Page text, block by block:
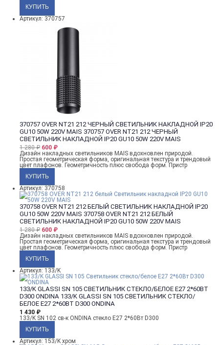
Артикул: 370757
370757 OVER NT21 212 ЧЕРНЫЙ СВЕТИЛЬНИК НАКЛАДНОЙ IP20
GU10 50W 220V MAIS 370757 OVER NT21 212 ЧЕРНЫЙ
СВЕТИЛЬНИК НАКЛАДНОЙ IP20 GU10 50W 220V MAIS
1 280₽ 600 ₽
Дизайн накладных светильников MAIS вдохновлен природой.
Простая геометрическая форма, оригинальная текстура и трендовый
цвет плафонов. Геометричность плюс свобода форм. Пристр
Артикул: 370758
370758 OVER NT21 212 БЕЛЫЙ СВЕТИЛЬНИК НАКЛАДНОЙ IP20
GU10 50W 220V MAIS 370758 OVER NT21 212 БЕЛЫЙ
СВЕТИЛЬНИК НАКЛАДНОЙ IP20 GU10 50W 220V MAIS
1 280₽ 600 ₽
Дизайн накладных светильников MAIS вдохновлен природой.
Простая геометрическая форма, оригинальная текстура и трендовый
цвет плафонов. Геометричность плюс свобода форм. Пристр
Артикул: 133/K
133/K GLASSI SN 105 СВЕТИЛЬНИК СТЕКЛО/БЕЛОЕ E27 2*60ВТ
D300 ONDINA 133/K GLASSI SN 105 СВЕТИЛЬНИК СТЕКЛО/
БЕЛОЕ E27 2*60ВТ D300 ONDINA
1 430 ₽
133/K SN 102 св-к ONDINA стекло E27 2*60Вт D300
Артикул: 153/K хром